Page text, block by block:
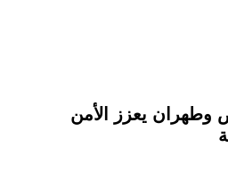
وطهران يعزز الأمن